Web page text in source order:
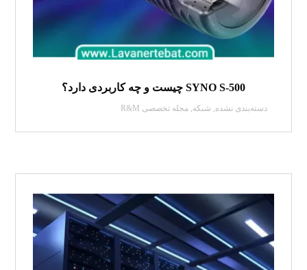
SYNO S-500 چیست و چه کاربردی دارد؟
دسته‌بندی نشده شبکه ,مجله تخصصی R&M